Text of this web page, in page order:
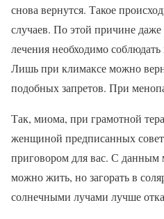
снова вернутся. Такое
случаев. По этой причине
лечения необходимо
Лишь при климаксе можно
подобных запретов. При
Так, миома, при грамотной
женщиной предписанных
приговором для вас. С
можно жить, но загорать в
солнечными лучами лучше